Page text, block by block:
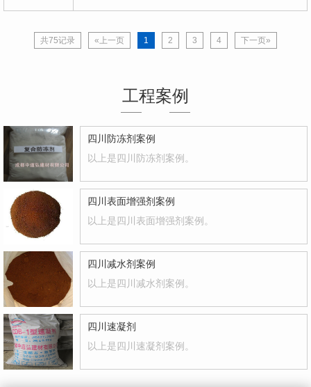
共75记录 «上一页 1 2 3 4 下一页»
工程案例
四川防冻剂案例
以上是四川防冻剂案例。
四川表面增强剂案例
以上是四川表面增强剂案例。
四川减水剂案例
以上是四川减水剂案例。
四川速凝剂
以上是四川速凝剂案例。